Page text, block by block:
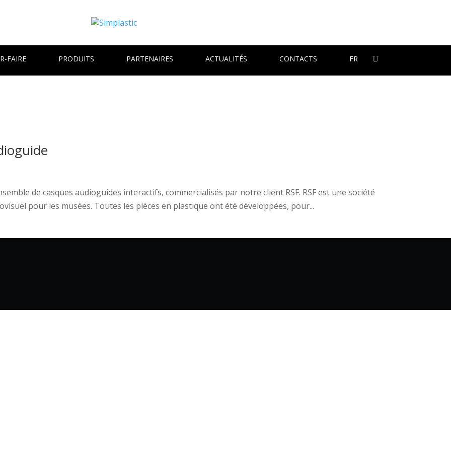
FAIRE PRODUITS PARTENAIRES ACTUALITÉS CONTACTS FR
de casques audioguides interactifs, commercialisés par notre client RSF. RSF est une société
pour les musées. Toutes les pièces en plastique ont été développées, pour...